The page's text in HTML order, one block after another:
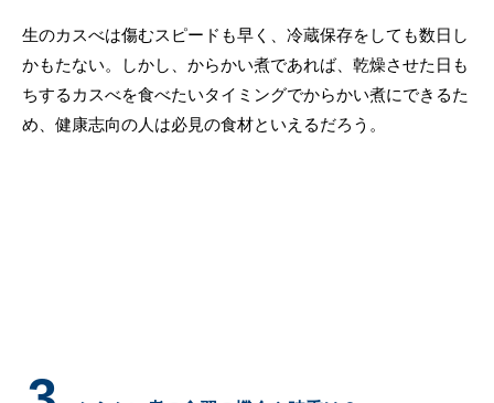
生のカスべは傷むスピードも早く、冷蔵保存をしても数日し
かもたない。しかし、からかい煮であれば、乾燥させた日も
ちするカスべを食べたいタイミングでからかい煮にできるた
め、健康志向の人は必見の食材といえるだろう。